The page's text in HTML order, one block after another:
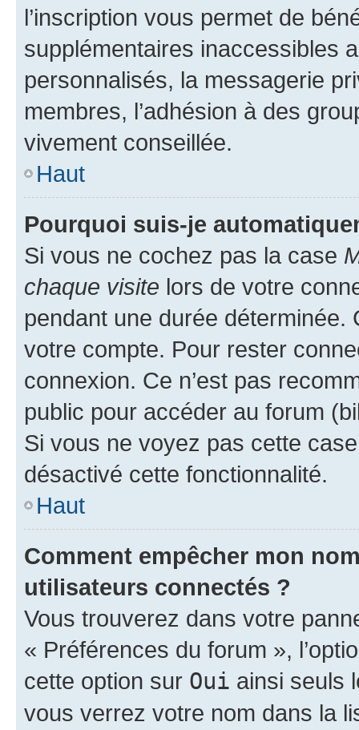
l’inscription vous permet de
supplémentaires inaccessibles
personnalisés, la messagerie
membres, l’adhésion à des
vivement conseillée.
Haut
Pourquoi suis-je
Si vous ne cochez pas la case
chaque visite lors de votre
pendant une durée déterminée.
votre compte. Pour rester
connexion. Ce n’est pas
public pour accéder au forum
Si vous ne voyez pas cette
désactivé cette fonctionnalité.
Haut
Comment empêcher mon
utilisateurs connectés ?
Vous trouverez dans votre
« Préférences du forum »,
cette option sur Oui ainsi seuls
vous verrez votre nom dans la